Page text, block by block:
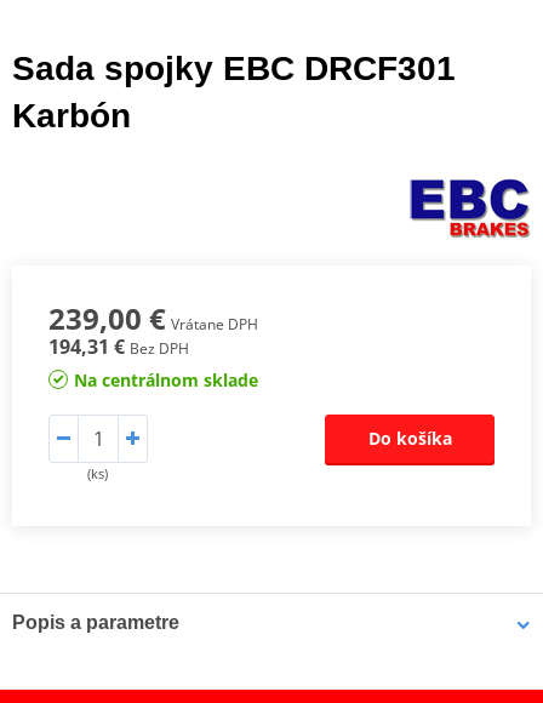
Sada spojky EBC DRCF301
Karbón
239,00 € Vrátane DPH
194,31 € Bez DPH
Na centrálnom sklade
(ks)
Do košíka
Popis a parametre